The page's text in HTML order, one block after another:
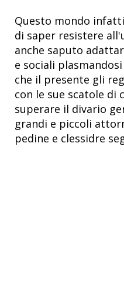
Questo mondo
di saper resistere
anche saputo
e sociali
che il presente gli
con le sue scatole di
superare il divario
grandi e piccoli
pedine e clessidre